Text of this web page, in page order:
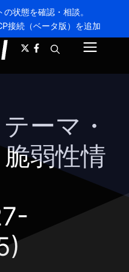
状態を確認・相談。
接続（ベータ版）を追加
ニ
ーマ・
弱性情
A- A+